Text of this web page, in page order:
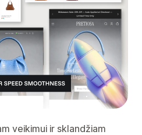
veikimui ir sklandžiam